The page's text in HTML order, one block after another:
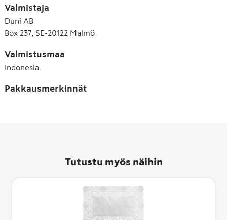
Valmistaja
Duni AB
Box 237, SE-20122 Malmö
Valmistusmaa
Indonesia
Pakkausmerkinnät
Tutustu myös näihin